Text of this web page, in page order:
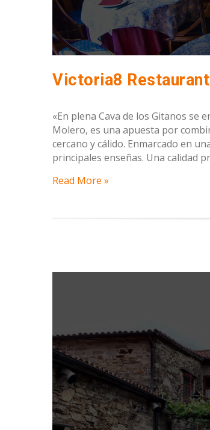
«En plena Cava de los Gitanos
Molero, es una apuesta por
cercano y cálido. Enmarcado en
principales enseñas. Una calidad
Read More »